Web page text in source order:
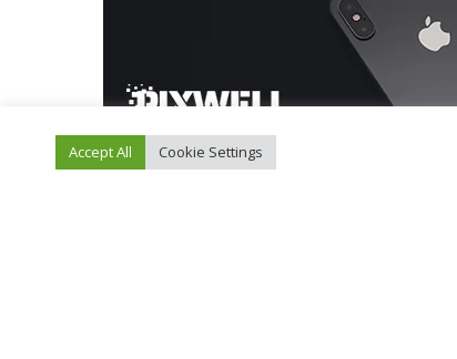
Cookie Settings
Accept All